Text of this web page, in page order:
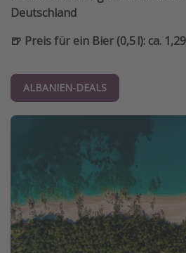
Deutschland
🍺 Preis für ein Bier (0,5 l): ca.
ALBANIEN-DEALS